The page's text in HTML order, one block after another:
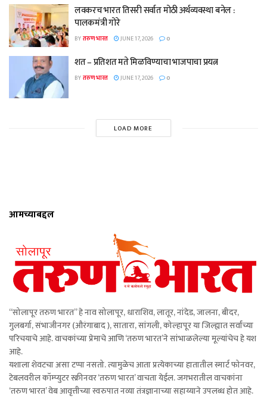
लवकरच भारत तिसरी सर्वात मोठी अर्थव्यवस्था बनेल :
पालकमंत्री गोरे
BYतरुण भारत JUNE 17, 2026 0
शत – प्रतिशत मते मिळविण्याचा भाजपाचा प्रयत्न
BYतरुण भारत JUNE 17, 2026 0
LOAD MORE
आमच्याबद्दल
“सोलापूर तरुण भारत” हे नाव सोलापूर, धाराशिव, लातूर, नांदेड, जालना, बीदर,
गुलबर्गा, संभाजीनगर (औरंगाबाद ), सातारा, सांगली, कोल्हापूर या जिल्ह्यात सर्वांच्या
परिचयाचे आहे. वाचकांच्या प्रेमाचे आणि ‘तरुण भारत’ने सांभाळलेल्या मूल्यांचेच हे यश
आहे.
यशाला शेवटचा असा टप्पा नसतो. त्यामुळेच आता प्रत्येकाच्या हातातील स्मार्ट फोनवर,
टेबलवरील कॉम्प्युटर स्क्रीनवर ‘तरुण भारत’ वाचता येईल. जगभरातील वाचकांना
‘तरुण भारत’ वेब आवृत्तीच्या स्वरुपात नव्या तंत्रज्ञानाच्या सहाय्याने उपलब्ध होत आहे.